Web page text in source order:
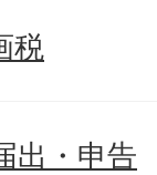
税
出・申告